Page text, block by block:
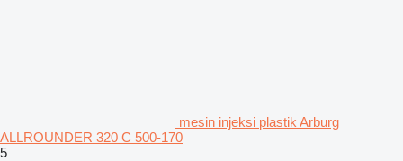
mesin injeksi plastik Arburg
ALLROUNDER 320 C 500-170
5